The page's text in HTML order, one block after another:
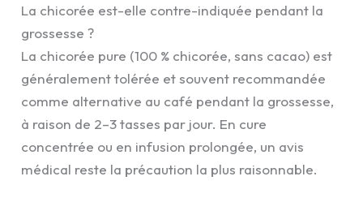
La chicorée est-elle contre-indiquée pendant la
grossesse ?
La chicorée pure (100 % chicorée, sans cacao) est
généralement tolérée et souvent recommandée
comme alternative au café pendant la grossesse,
à raison de 2–3 tasses par jour. En cure
concentrée ou en infusion prolongée, un avis
médical reste la précaution la plus raisonnable.